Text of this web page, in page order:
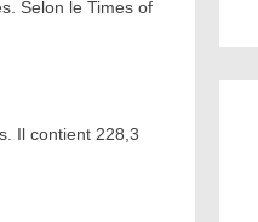
Selon le Times of
Il contient 228,3